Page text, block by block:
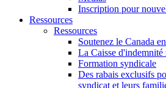
Inscription pour
Ressources
Ressources
Soutenez le Canada
La Caisse d'indemnité
Formation syndicale
Des rabais exclusifs
syndicat et leurs